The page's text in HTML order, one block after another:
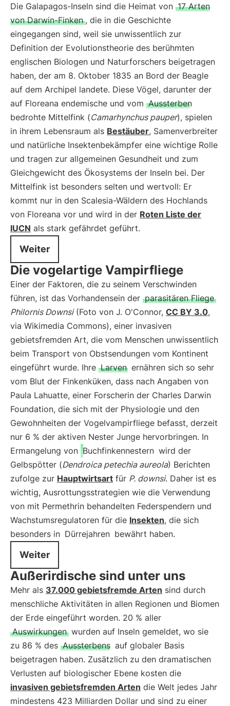
Die Galapagos-Inseln sind die Heimat von 17 Arten
von Darwin-Finken , die in die Geschichte
eingegangen sind, weil sie unwissentlich zur
Definition der Evolutionstheorie des berühmten
englischen Biologen und Naturforschers beigetragen
haben, der am 8. Oktober 1835 an Bord der Beagle
auf dem Archipel landete. Diese Vögel, darunter der
auf Floreana endemische und vom Aussterben
bedrohte Mittelfink (Camarhynchus pauper), spielen
in ihrem Lebensraum als Bestäuber, Samenverbreiter
und natürliche Insektenbekämpfer eine wichtige Rolle
und tragen zur allgemeinen Gesundheit und zum
Gleichgewicht des Ökosystems der Inseln bei. Der
Mittelfink ist besonders selten und wertvoll: Er
kommt nur in den Scalesia-Wäldern des Hochlands
von Floreana vor und wird in der Roten Liste der
IUCN als stark gefährdet geführt.
Weiter
Die vogelartige Vampirfliege
Einer der Faktoren, die zu seinem Verschwinden
führen, ist das Vorhandensein der parasitären Fliege
Philornis Downsi(Foto von J. O'Connor, CC BY 3.0,
via Wikimedia Commons), einer invasiven
gebietsfremden Art, die vom Menschen unwissentlich
beim Transport von Obstsendungen vom Kontinent
eingeführt wurde. Ihre Larven ernähren sich so sehr
vom Blut der Finkenküken, dass nach Angaben von
Paula Lahuatte, einer Forscherin der Charles Darwin
Foundation, die sich mit der Physiologie und den
Gewohnheiten der Vogelvampirfliege befasst, derzeit
nur 6 % der aktiven Nester Junge hervorbringen. In
Ermangelung von Buchfinkennestern wird der
Gelbspötter (Dendroica petechia aureola) Berichten
zufolge zur Hauptwirtsart für P. downsi. Daher ist es
wichtig, Ausrottungsstrategien wie die Verwendung
von mit Permethrin behandelten Federspendern und
Wachstumsregulatoren für die Insekten, die sich
besonders in Dürrejahren bewährt haben.
Weiter
Außerirdische sind unter uns
Mehr als 37.000 gebietsfremde Arten sind durch
menschliche Aktivitäten in allen Regionen und Biomen
der Erde eingeführt worden. 20 % aller
Auswirkungen wurden auf Inseln gemeldet, wo sie
zu 86 % des Aussterbens auf globaler Basis
beigetragen haben. Zusätzlich zu den dramatischen
Verlusten auf biologischer Ebene kosten die
invasiven gebietsfremden Arten die Welt jedes Jahr
mindestens 423 Milliarden Dollar und sind zu einer